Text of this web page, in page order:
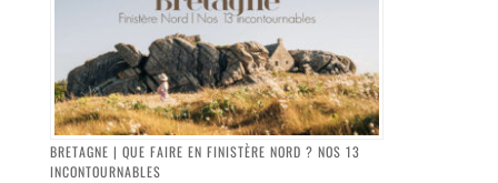
BRETAGNE | QUE FAIRE EN FINISTÈRE NORD ? NOS 13
INCONTOURNABLES